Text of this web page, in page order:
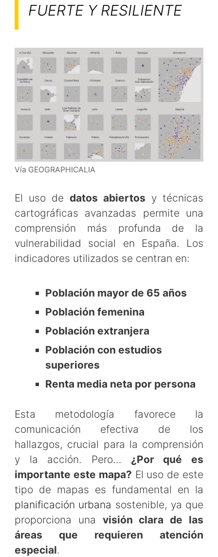
FUERTE Y RESILIENTE
Vía GEOGRAPHICALIA
El uso de datos abiertos y técnicas
cartográficas avanzadas permite una
comprensión más profunda de la
vulnerabilidad social en España. Los
indicadores utilizados se centran en:
Población mayor de 65 años
Población femenina
Población extranjera
Población con estudios
superiores
Renta media neta por persona
Esta metodología favorece la
comunicación efectiva de los
hallazgos, crucial para la comprensión
y la acción. Pero… ¿Por qué es
importante este mapa? El uso de este
tipo de mapas es fundamental en la
planificación urbana sostenible, ya que
proporciona una visión clara de las
áreas que requieren atención
especial.